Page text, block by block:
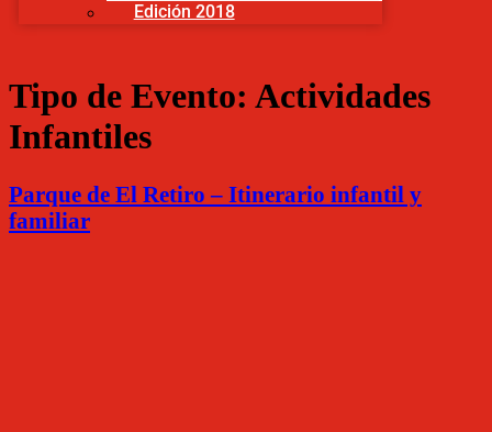
Edición 2018
Tipo de Evento: Actividades
Infantiles
Parque de El Retiro – Itinerario infantil y
familiar